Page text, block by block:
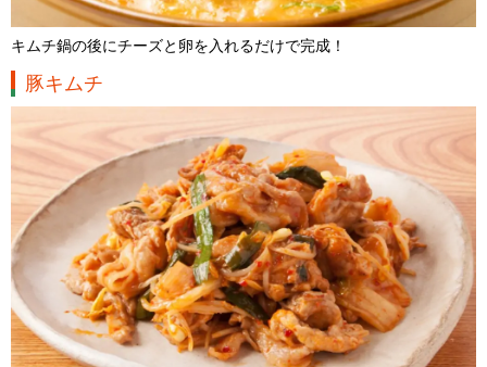
キムチ鍋の後にチーズと卵を入れるだけで完成！
豚キムチ